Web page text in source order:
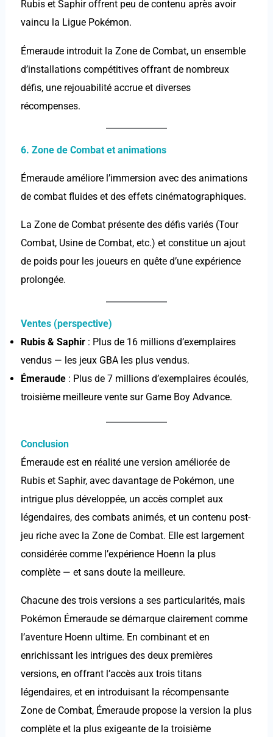
Rubis et Saphir offrent peu de contenu après avoir
vaincu la Ligue Pokémon.
Émeraude introduit la Zone de Combat, un ensemble
d’installations compétitives offrant de nombreux
défis, une rejouabilité accrue et diverses
récompenses.
6. Zone de Combat et animations
Émeraude améliore l’immersion avec des animations
de combat fluides et des effets cinématographiques.
La Zone de Combat présente des défis variés (Tour
Combat, Usine de Combat, etc.) et constitue un ajout
de poids pour les joueurs en quête d’une expérience
prolongée.
Ventes (perspective)
Rubis & Saphir: Plus de 16 millions d’exemplaires
vendus — les jeux GBA les plus vendus.
Émeraude: Plus de 7 millions d’exemplaires écoulés,
troisième meilleure vente sur Game Boy Advance.
Conclusion
Émeraude est en réalité une version améliorée de
Rubis et Saphir, avec davantage de Pokémon, une
intrigue plus développée, un accès complet aux
légendaires, des combats animés, et un contenu post-
jeu riche avec la Zone de Combat. Elle est largement
considérée comme l’expérience Hoenn la plus
complète — et sans doute la meilleure.
Chacune des trois versions a ses particularités, mais
Pokémon Émeraude se démarque clairement comme
l’aventure Hoenn ultime. En combinant et en
enrichissant les intrigues des deux premières
versions, en offrant l’accès aux trois titans
légendaires, et en introduisant la récompensante
Zone de Combat, Émeraude propose la version la plus
complète et la plus exigeante de la troisième